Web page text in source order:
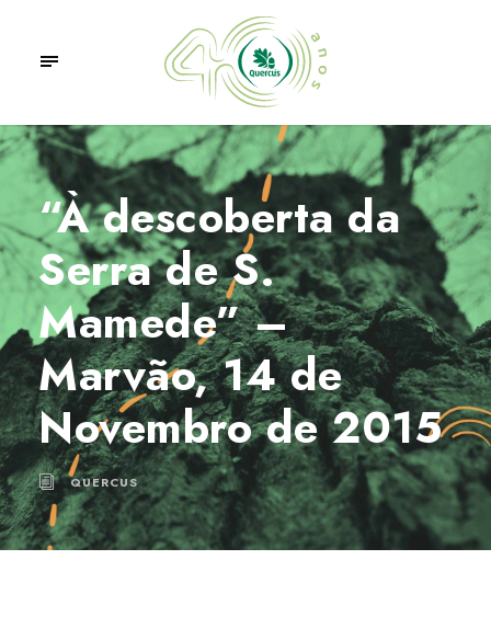
“À descoberta da
Serra de S.
Mamede” –
Marvão, 14 de
Novembro de 2015
QUERCUS